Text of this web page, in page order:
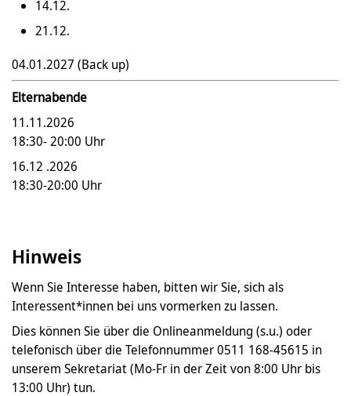
14.12.
21.12.
04.01.2027 (Back up)
Elternabende
11.11.2026
18:30- 20:00 Uhr
16.12 .2026
18:30-20:00 Uhr
Hinweis
Wenn Sie Interesse haben, bitten wir Sie, sich als
Interessent*innen bei uns vormerken zu lassen.
Dies können Sie über die Onlineanmeldung (s.u.) oder
telefonisch über die Telefonnummer 0511 168-45615 in
unserem Sekretariat (Mo-Fr in der Zeit von 8:00 Uhr bis
13:00 Uhr) tun.